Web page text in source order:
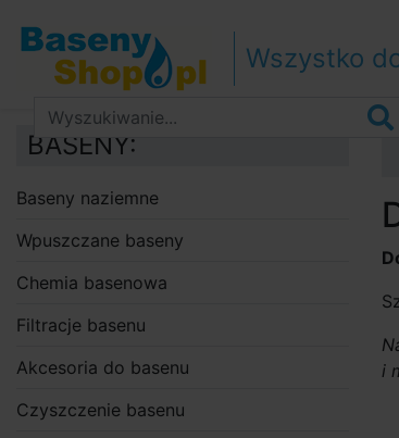
Przejdź do treści
Przejdź do paska bocznegoWszystko
i
BASENY:
Baseny naziemne
Wpuszczane baseny
Chemia basenowa
Filtracje basenu
Akcesoria do basenu
Czyszczenie basenu